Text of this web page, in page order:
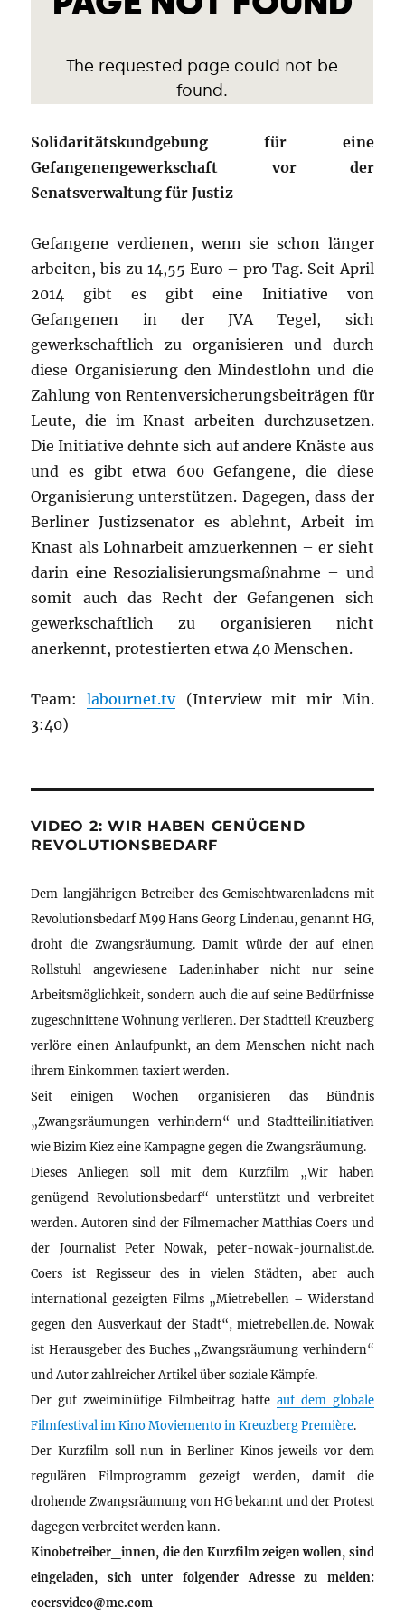
Solidaritätskundgebung für eine
Gefangenengewerkschaft vor der
Senatsverwaltung für Justiz
Gefangene verdienen, wenn sie schon länger
arbeiten, bis zu 14,55 Euro – pro Tag. Seit April
2014 gibt es gibt eine Initiative von
Gefangenen in der JVA Tegel, sich
gewerkschaftlich zu organisieren und durch
diese Organisierung den Mindestlohn und die
Zahlung von Rentenversicherungsbeiträgen für
Leute, die im Knast arbeiten durchzusetzen.
Die Initiative dehnte sich auf andere Knäste aus
und es gibt etwa 600 Gefangene, die diese
Organisierung unterstützen. Dagegen, dass der
Berliner Justizsenator es ablehnt, Arbeit im
Knast als Lohnarbeit amzuerkennen – er sieht
darin eine Resozialisierungsmaßnahme – und
somit auch das Recht der Gefangenen sich
gewerkschaftlich zu organisieren nicht
anerkennt, protestierten etwa 40 Menschen.
Team:labournet.tv(Interview mit mir Min.
3:40)
VIDEO 2: WIR HABEN GENÜGEND
REVOLUTIONSBEDARF
Dem langjährigen Betreiber des Gemischtwarenladens mit
Revolutionsbedarf M99 Hans Georg Lindenau, genannt HG,
droht die Zwangsräumung. Damit würde der auf einen
Rollstuhl angewiesene Ladeninhaber nicht nur seine
Arbeitsmöglichkeit, sondern auch die auf seine Bedürfnisse
zugeschnittene Wohnung verlieren. Der Stadtteil Kreuzberg
verlöre einen Anlaufpunkt, an dem Menschen nicht nach
ihrem Einkommen taxiert werden.
Seit einigen Wochen organisieren das Bündnis
„Zwangsräumungen verhindern“ und Stadtteilinitiativen
wie Bizim Kiez eine Kampagne gegen die Zwangsräumung.
Dieses Anliegen soll mit dem Kurzfilm „Wir haben
genügend Revolutionsbedarf“ unterstützt und verbreitet
werden. Autoren sind der Filmemacher Matthias Coers und
der Journalist Peter Nowak, peter-nowak-journalist.de.
Coers ist Regisseur des in vielen Städten, aber auch
international gezeigten Films „Mietrebellen – Widerstand
gegen den Ausverkauf der Stadt“, mietrebellen.de. Nowak
ist Herausgeber des Buches „Zwangsräumung verhindern“
und Autor zahlreicher Artikel über soziale Kämpfe.
Der gut zweiminütige Filmbeitrag hatte auf dem globale
Filmfestival im Kino Moviemento in Kreuzberg Première.
Der Kurzfilm soll nun in Berliner Kinos jeweils vor dem
regulären Filmprogramm gezeigt werden, damit die
drohende Zwangsräumung von HG bekannt und der Protest
dagegen verbreitet werden kann.
Kinobetreiber_innen, die den Kurzfilm zeigen wollen, sind
eingeladen, sich unter folgender Adresse zu melden:
coersvideo@me.com